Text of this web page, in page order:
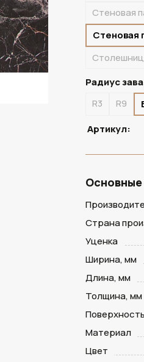
Стеновая
Стеновая
Радиус
R3
R9
Артикул:
Основные
Страна
Уценка
Ширина, мм
Длина, мм
Толщина, мм
Поверхность
Материал
Цвет